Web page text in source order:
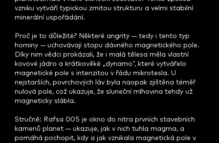
vzniku vytváří typickou zrnitou strukturu a velmi stabilní
minerální uspořádání.
Proč je to důležité? Některé angrity — tedy i tento typ
horniny — uchovávají stopu dávného magnetického pole.
Díky nim vědci prokázali, že i malá tělesa měla vlastní
kovové jádro a krátkověké „dynamo“, které vytvářelo
magnetické pole s intenzitou v řádu mikrotesla. U
nejstarších, povrchových láv byla naopak zjištěna téměř
nulová pole, což ukazuje, že sluneční mlhovina tehdy už
magneticky slábla.
Stručně: Rafsa 005 je okno do nitra prvních stavebních
kamenů planet — ukazuje, jak v nich tuhla magma, a
pomáhá pochopit, kdy a jak vznikala magnetická pole v